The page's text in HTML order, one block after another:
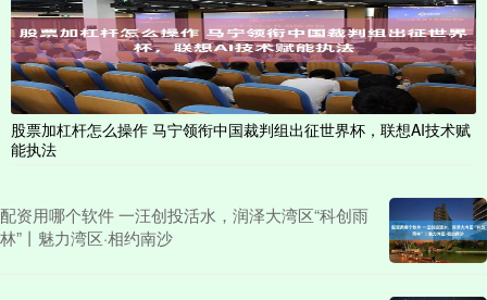
股票加杠杆怎么操作 马宁领衔中国裁判组出征世界杯，联想AI技术赋
能执法
配资用哪个软件 一汪创投活水，润泽大湾区“科创雨
林”丨魅力湾区·相约南沙